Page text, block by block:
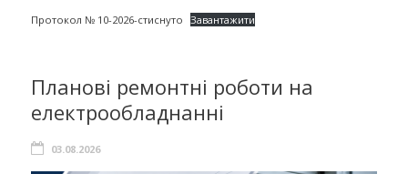
Протокол № 10-2026-стиснуто Завантажити
Планові ремонтні роботи на
електрообладнанні
03.08.2026